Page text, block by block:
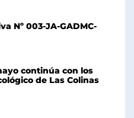
Nº 003-JA-GADMC-
continúa con los
de Las Colinas